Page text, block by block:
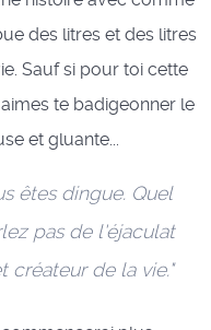
des litres et des litres
Sauf si pour toi cette
te badigeonner le
et gluante...
êtes dingue. Quel
pas de l'éjaculat
créateur de la vie."